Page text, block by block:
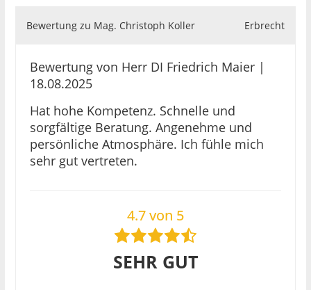
Bewertung zu Mag. Christoph Koller Erbrecht
Bewertung von Herr DI Friedrich Maier |
18.08.2025
Hat hohe Kompetenz. Schnelle und
sorgfältige Beratung. Angenehme und
persönliche Atmosphäre. Ich fühle mich
sehr gut vertreten.
4.7 von 5
SEHR GUT